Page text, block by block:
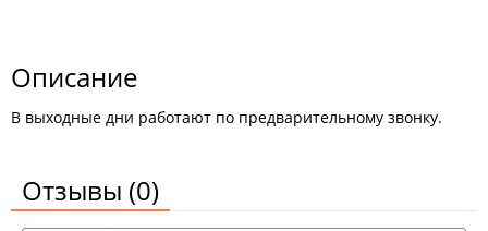
Описание
В выходные дни работают по предварительному звонку.
Отзывы (0)